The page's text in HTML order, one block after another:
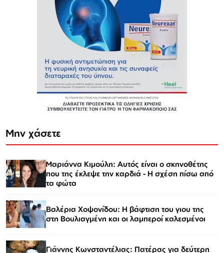
Μην χάσετε
Μαριάννα Κιμούλη: Αυτός είναι ο σκηνοθέτης
που της έκλεψε την καρδιά - Η σχέση πίσω από
τα φώτα
Βαλέρια Χοψονίδου: Η βάφτιση του γιου της
στη Βουλιαγμένη και οι λαμπεροί καλεσμένοι
Γιάννης Κωνσταντέλιας: Πατέρας για δεύτερη